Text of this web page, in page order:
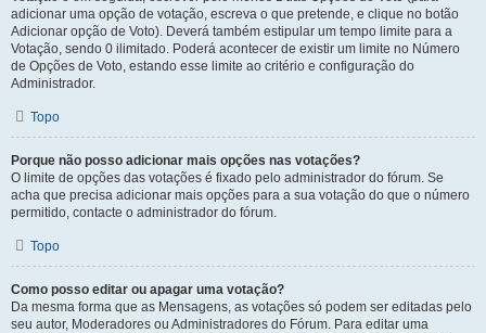
adicionar uma opção de votação, escreva o que pretende, e clique no botão
Adicionar opção de Voto). Deverá também estipular um tempo limite para a
Votação, sendo 0 ilimitado. Poderá acontecer de existir um limite no Número
de Opções de Voto, estando esse limite ao critério e configuração do
Administrador.
Topo
Porque não posso adicionar mais opções nas votações?
O limite de opções das votações é fixado pelo administrador do fórum. Se
acha que precisa adicionar mais opções para a sua votação do que o número
permitido, contacte o administrador do fórum.
Topo
Como posso editar ou apagar uma votação?
Da mesma forma que as Mensagens, as votações só podem ser editadas pelo
seu autor, Moderadores ou Administradores do Fórum. Para editar uma